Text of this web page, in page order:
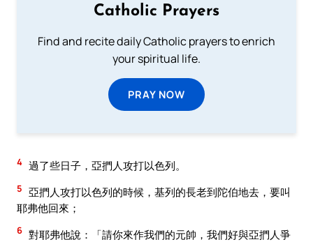
Catholic Prayers
Find and recite daily Catholic prayers to enrich
your spiritual life.
PRAY NOW
4 過了些日子，亞捫人攻打以色列。
5 亞捫人攻打以色列的時候，基列的長老到陀伯地去，要叫
耶弗他回來；
6 對耶弗他說：「請你來作我們的元帥，我們好與亞捫人爭